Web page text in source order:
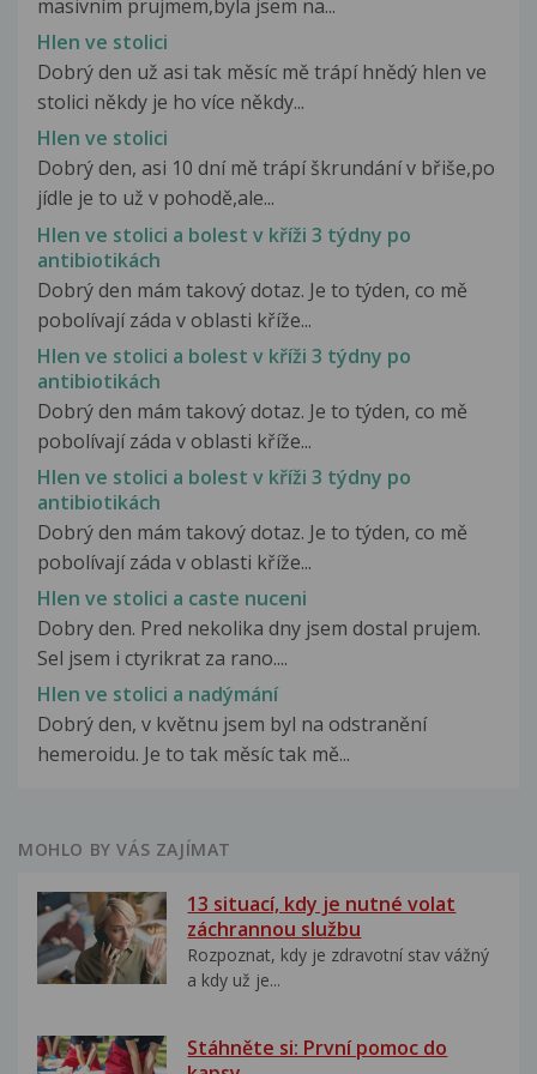
masivním prujmem,byla jsem na...
Hlen ve stolici
Dobrý den už asi tak měsíc mě trápí hnědý hlen ve
stolici někdy je ho více někdy...
Hlen ve stolici
Dobrý den, asi 10 dní mě trápí škrundání v břiše,po
jídle je to už v pohodě,ale...
Hlen ve stolici a bolest v kříži 3 týdny po
antibiotikách
Dobrý den mám takový dotaz. Je to týden, co mě
pobolívají záda v oblasti kříže...
Hlen ve stolici a bolest v kříži 3 týdny po
antibiotikách
Dobrý den mám takový dotaz. Je to týden, co mě
pobolívají záda v oblasti kříže...
Hlen ve stolici a bolest v kříži 3 týdny po
antibiotikách
Dobrý den mám takový dotaz. Je to týden, co mě
pobolívají záda v oblasti kříže...
Hlen ve stolici a caste nuceni
Dobry den. Pred nekolika dny jsem dostal prujem.
Sel jsem i ctyrikrat za rano....
Hlen ve stolici a nadýmání
Dobrý den, v květnu jsem byl na odstranění
hemeroidu. Je to tak měsíc tak mě...
MOHLO BY VÁS ZAJÍMAT
13 situací, kdy je nutné volat
záchrannou službu
Rozpoznat, kdy je zdravotní stav vážný
a kdy už je...
Stáhněte si: První pomoc do